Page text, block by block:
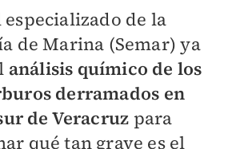
especializado de la
de Marina (Semar) ya
análisis químico de los
derramados en
de Veracruz para
qué tan grave es el